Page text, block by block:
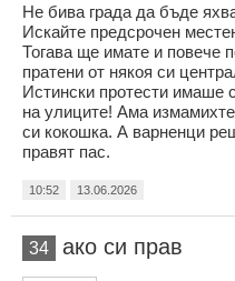
Не бива града да бъде
Искайте предсрочен
Тогава ще имате и повече
пратени от някоя си
Истински протести имаше
на улиците! Ама
си кокошка. А варненци
правят пас.
10:52 13.06.2026
34 ако си прав